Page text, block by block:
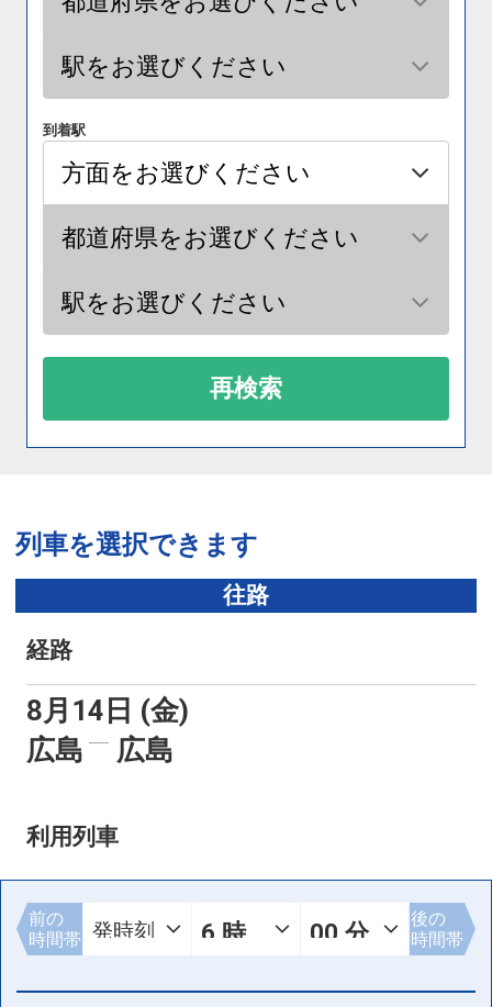
到着駅
再検索
列車を選択できます
往路
経路
8月14日 (金)
広島
広島
利用列車
前の
時間帯
後の
時間帯